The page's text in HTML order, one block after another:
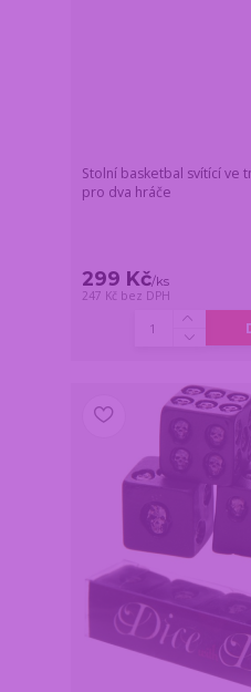
Stolní basketbal svítící ve
pro dva hráče
299 Kč/ks
247 Kč bez DPH